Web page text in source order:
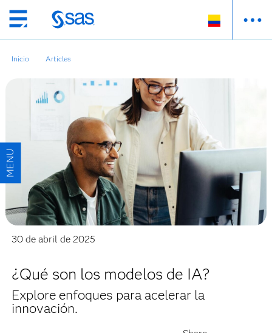
Ir
principal
Inicio Articles
30 de abril de 2025
¿Qué son los modelos de IA?
Explore enfoques para acelerar la
innovación.